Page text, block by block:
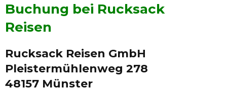
Buchung bei Rucksack
Reisen
Rucksack Reisen GmbH
Pleistermühlenweg 278
48157 Münster